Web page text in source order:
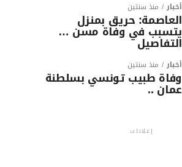
أخبار منذ سنتين
العاصمة: حريق بمنزل
يتسبب في وفاة مسن …
التفاصيل
أخبار منذ سنتين
وفاة طبيب تونسي بسلطنة
عمان ..
إعلانات